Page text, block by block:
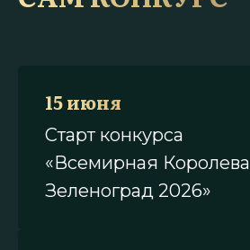
15 июня
Старт конкурса
«Всемирная Королева
Зеленоград 2026»